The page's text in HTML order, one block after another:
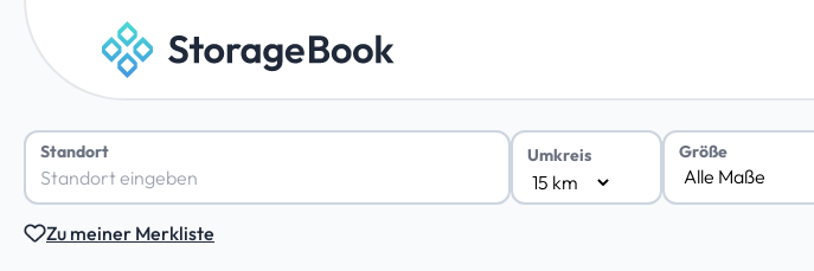
Standort Umkreis Größe
Zu meiner Merkliste